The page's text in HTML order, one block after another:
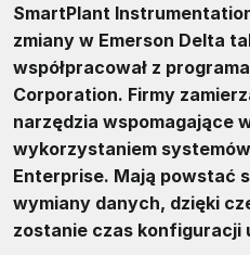
SmartPlant
zmiany w Emerson Delta
współpracował z
Corporation. Firmy
narzędzia wspomagające
wykorzystaniem
Enterprise. Mają powstać
wymiany danych, dzięki
zostanie czas konfiguracji